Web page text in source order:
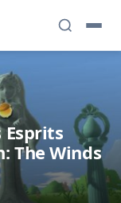
Esprits
The Winds